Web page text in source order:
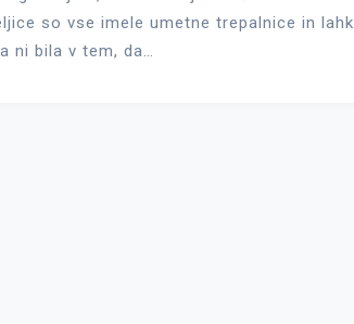
so vse imele umetne trepalnice in
ni bila v tem, da…